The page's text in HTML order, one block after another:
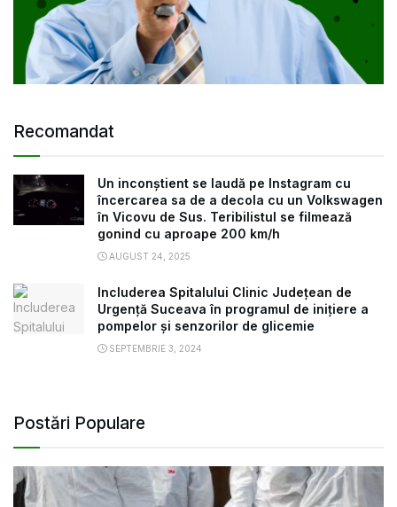
Recomandat
Un inconștient se laudă pe Instagram cu
încercarea sa de a decola cu un Volkswagen
în Vicovu de Sus. Teribilistul se filmează
gonind cu aproape 200 km/h
AUGUST 24, 2025
Includerea Spitalului Clinic Județean de
Urgență Suceava în programul de inițiere a
pompelor și senzorilor de glicemie
SEPTEMBRIE 3, 2024
Postări Populare